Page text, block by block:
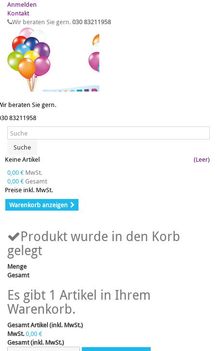
Anmelden
Kontakt
Wir beraten Sie gern.030 83211958
beraten Sie gern.
83211958
Suche
(Leer)
Keine Artikel
0,00 € MwSt.
0,00 €Gesamt
Preise inkl. MwSt.
Warenkorb anzeigen
Produkt wurde in den Korb
gelegt
Menge
Gesamt
Es gibt 1 Artikel in Ihrem
Warenkorb.
Gesamt Artikel (inkl. MwSt.)
MwSt.0,00 €
Gesamt (inkl. MwSt.)